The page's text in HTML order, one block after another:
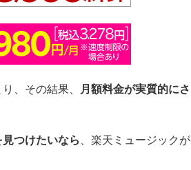
、その結果、
月額料金が実質的にさ
つけたいなら 、楽天ミュージックが